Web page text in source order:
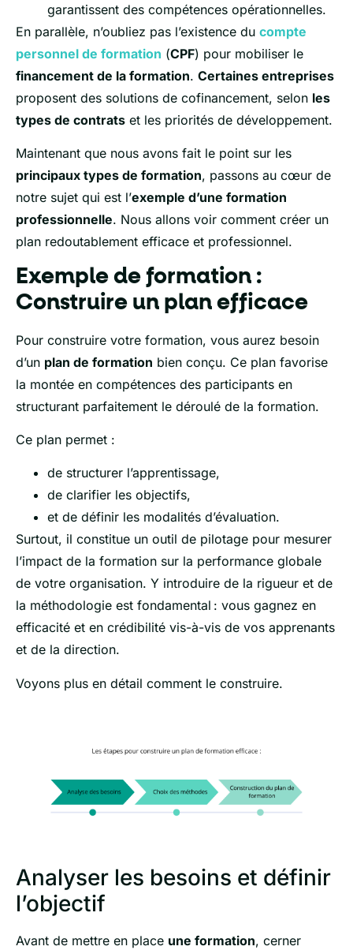
garantissent des compétences opérationnelles.
En parallèle, n’oubliez pas l’existence du compte
personnel de formation (CPF) pour mobiliser le
financement de la formation. Certaines entreprises
proposent des solutions de cofinancement, selon les
types de contrats et les priorités de développement.
Maintenant que nous avons fait le point sur les
principaux types de formation, passons au cœur de
notre sujet qui est l’exemple d’une formation
professionnelle. Nous allons voir comment créer un
plan redoutablement efficace et professionnel.
Exemple de formation :
Construire un plan efficace
Pour construire votre formation, vous aurez besoin
d’un plan de formation bien conçu. Ce plan favorise
la montée en compétences des participants en
structurant parfaitement le déroulé de la formation.
Ce plan permet :
de structurer l’apprentissage,
de clarifier les objectifs,
et de définir les modalités d’évaluation.
Surtout, il constitue un outil de pilotage pour mesurer
l’impact de la formation sur la performance globale
de votre organisation. Y introduire de la rigueur et de
la méthodologie est fondamental : vous gagnez en
efficacité et en crédibilité vis-à-vis de vos apprenants
et de la direction.
Voyons plus en détail comment le construire.
Analyser les besoins et définir
l’objectif
Avant de mettre en place une formation, cerner